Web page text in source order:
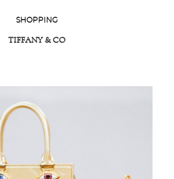
SHOPPING
TIFFANY & CO